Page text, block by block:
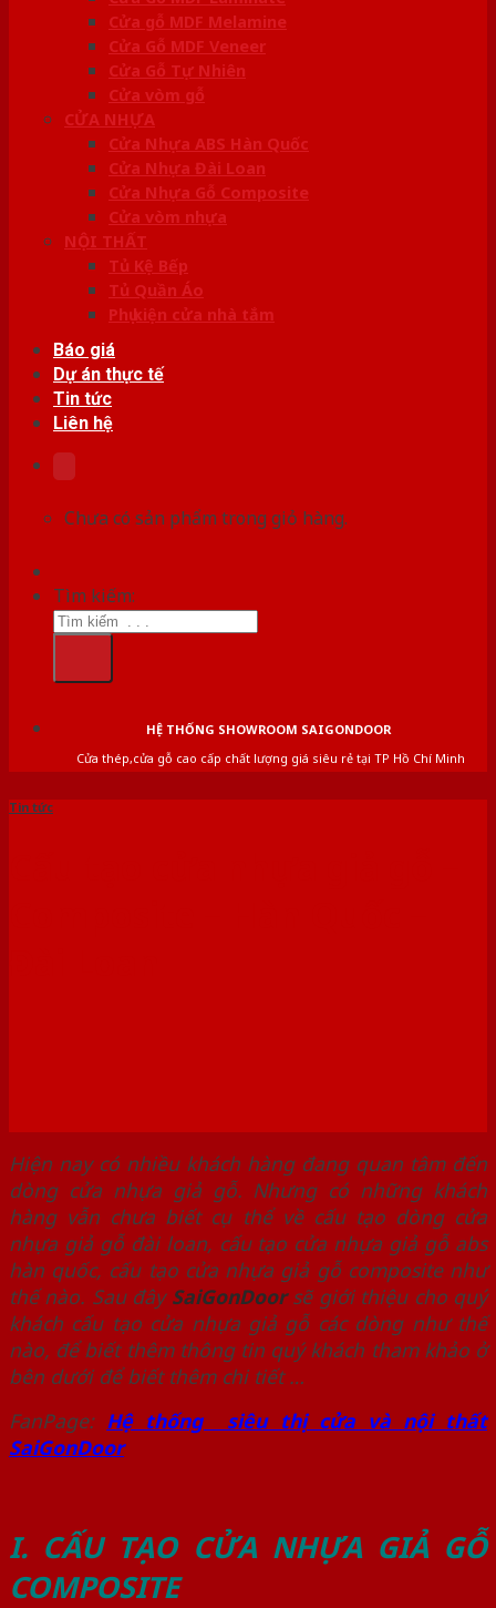
Cửa gỗ MDF Melamine
Cửa Gỗ MDF Veneer
Cửa Gỗ Tự Nhiên
Cửa vòm gỗ
CỬA NHỰA
Cửa Nhựa ABS Hàn Quốc
Cửa Nhựa Đài Loan
Cửa Nhựa Gỗ Composite
Cửa vòm nhựa
NỘI THẤT
Tủ Kệ Bếp
Tủ Quần Áo
Phụ kiện cửa nhà tắm
Báo giá
Dự án thực tế
Tin tức
Liên hệ
Chưa có sản phẩm trong giỏ hàng.
Tìm kiếm:
HỆ THỐNG SHOWROOM SAIGONDOOR
Cửa thép,cửa gỗ cao cấp chất lượng giá siêu rẻ tại TP Hồ Chí Minh
Tin tức
Hiện nay có nhiều khách hàng đang quan tâm đến
dòng cửa nhựa giả gỗ. Nhưng có những khách
hàng vẫn chưa biết cụ thể về cấu tạo dòng cửa
nhựa giả gỗ đài loan, cấu tạo cửa nhựa giả gỗ abs
hàn quốc, cấu tạo cửa nhựa giả gỗ composite như
thế nào. Sau đây SaiGonDoor sẽ giới thiệu cho quý
khách cấu tạo cửa nhựa giả gỗ các dòng như thế
nào, để biết thêm thông tin quý khách tham khảo ở
bên dưới để biết thêm chi tiết …
FanPage: Hệ thống siêu thị cửa và nội thất
SaiGonDoor
I. CẤU TẠO CỬA NHỰA GIẢ GỖ
COMPOSITE